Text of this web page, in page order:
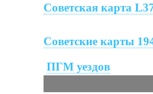
Советская карта L
Советские карты
ПГМ уездов